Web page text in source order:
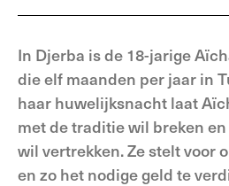
In Djerba is de 18-jarige
die elf maanden per jaar in
haar huwelijksnacht laat
met de traditie wil breken
wil vertrekken. Ze stelt voor
en zo het nodige geld te